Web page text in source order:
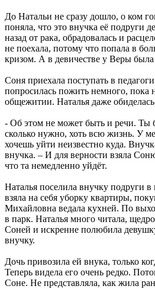
До Натальи не сразу дошло, о ком
поняла, что это внучка её подруги
назад от рака, обрадовалась и
не поехала, потому что попала в
кризом. А в девичестве у Веры
Соня приехала поступать в
попросилась пожить немного, пока
общежитии. Наталья даже
- Об этом не может быть и речи. Ты
сколько нужно, хоть всю жизнь. У
хочешь уйти неизвестно куда.
внучка. – И для верности взяла
что та немедленно уйдёт.
Наталья поселила внучку подруги
взяла на себя уборку квартиры,
Михайловна ведала кухней. По
в парк. Наталья много читала,
Соней и искренне полюбила
внучку.
Дочь привозила ей внука, только
Теперь видела его очень редко.
Соне. Не представляла, как жила